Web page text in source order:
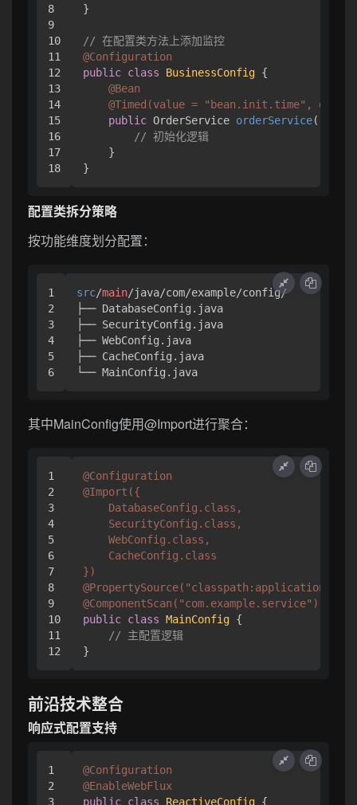
8
9
10
11
12
13
14
15
16
17
}
// 在配置类方法上添加监控
@Configuration
public class BusinessConfig {
@Bean
@Timed(value = "bean.init.time",
public OrderService orderService()
// 初始化逻辑
    }
配置类拆分策略
按功能维度划分配置：
1
2
3
4
5
src/main/java/com/example/config/
├── DatabaseConfig .java
├── SecurityConfig .java
├── WebConfig .java
├── CacheConfig .java
└── MainConfig .java
其中MainConfig使用@Import进行聚合：
1
2
3
4
5
6
7
8
9
10
11
@Configuration
@Import({
    DatabaseConfig.class,
    SecurityConfig.class,
    WebConfig.class,
    CacheConfig.class
})
@ComponentScan("com.example.service")
public class MainConfig {
// 主配置逻辑
前沿技术整合
响应式配置支持
1
2
3
@Configuration
@EnableWebFlux
public class ReactiveConfig {